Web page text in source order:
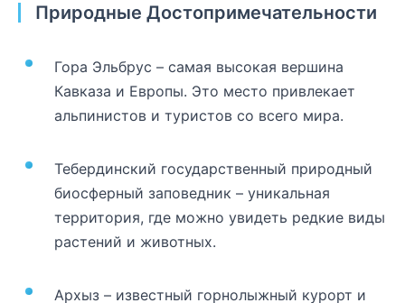
Природные Достопримечательности
Гора Эльбрус – самая высокая вершина
Кавказа и Европы. Это место привлекает
альпинистов и туристов со всего мира.
Тебердинский государственный природный
биосферный заповедник – уникальная
территория, где можно увидеть редкие виды
растений и животных.
Архыз – известный горнолыжный курорт и